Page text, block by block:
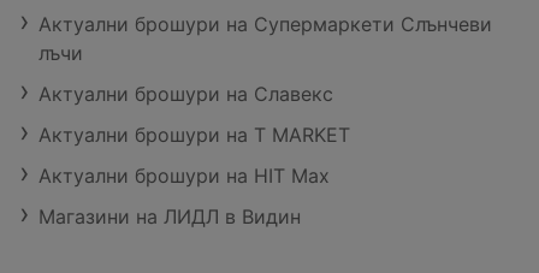
Актуални брошури на Супермаркети Слънчеви
лъчи
Актуални брошури на Славекс
Актуални брошури на T MARKET
Актуални брошури на HIT Max
Магазини на ЛИДЛ в Видин